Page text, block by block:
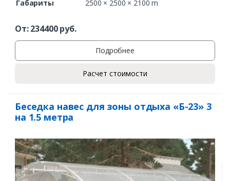
Габариты 2500 × 2500 × 2100 m
От:234400руб.
Подробнее
Расчет стоимости
Беседка навес для зоны отдыха «Б-23» 3
на 1.5 метра